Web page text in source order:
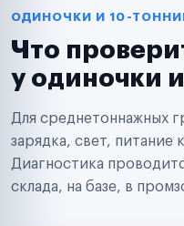
Таксопарки
Автодилеры
Поставщики запчастей
Аренда спецтехники
Ремонт спецтехники
Ритейл-сети
Управляющие компании
Страховые компании
ОДИНОЧКИ И 10-
Что
у одиночки
Для среднетоннажных
зарядка, свет, питание
Диагностика
склада, на базе, в